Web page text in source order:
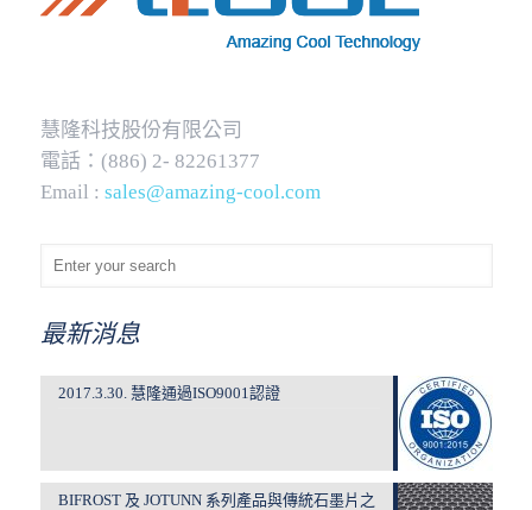
慧隆科技股份有限公司
電話：(886) 2- 82261377
Email : sales@amazing-cool.com
最新消息
2017.3.30. 慧隆通過ISO9001認證
BIFROST 及 JOTUNN 系列產品與傳統石墨片之